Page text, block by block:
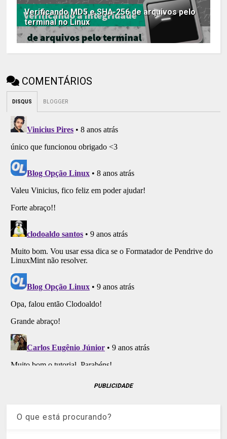
Verificando MD5 e SHA-256 de arquivos pelo
terminal no Linux
COMENTÁRIOS
DISQUS BLOGGER
PUBLICIDADE
O que está procurando?